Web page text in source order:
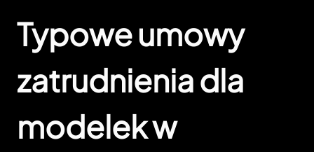
Typowe umowy
zatrudnienia dla
modelek w